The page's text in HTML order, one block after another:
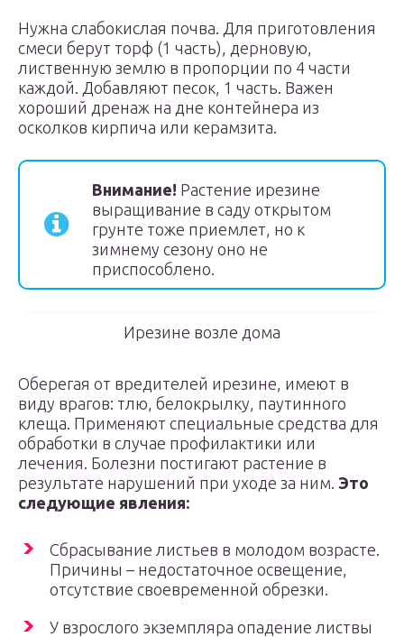
Нужна слабокислая почва. Для приготовления
смеси берут торф (1 часть), дерновую,
лиственную землю в пропорции по 4 части
каждой. Добавляют песок, 1 часть. Важен
хороший дренаж на дне контейнера из
осколков кирпича или керамзита.
Внимание! Растение ирезине
выращивание в саду открытом
грунте тоже приемлет, но к
зимнему сезону оно не
приспособлено.
Ирезине возле дома
Оберегая от вредителей ирезине, имеют в
виду врагов: тлю, белокрылку, паутинного
клеща. Применяют специальные средства для
обработки в случае профилактики или
лечения. Болезни постигают растение в
результате нарушений при уходе за ним. Это
следующие явления:
Сбрасывание листьев в молодом возрасте.
Причины – недостаточное освещение,
отсутствие своевременной обрезки.
У взрослого экземпляра опадение листвы